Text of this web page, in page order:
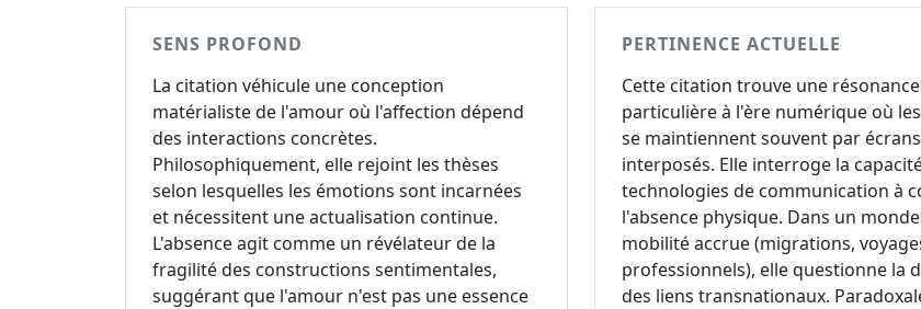
SENS PROFOND
La citation véhicule une conception
matérialiste de l'amour où l'affection dépend
des interactions concrètes.
Philosophiquement, elle rejoint les thèses
selon lesquelles les émotions sont incarnées
et nécessitent une actualisation continue.
L'absence agit comme un révélateur de la
fragilité des constructions sentimentales,
suggérant que l'amour n'est pas une essence
PERTINENCE ACTUELLE
Cette citation trouve une résonance
particulière à l'ère numérique où
se maintiennent souvent par écrans
interposés. Elle interroge la
technologies de communication à
l'absence physique. Dans un
mobilité accrue (migrations,
professionnels), elle questionne la
des liens transnationaux.